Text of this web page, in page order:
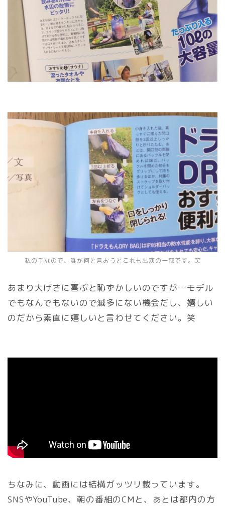
私の手なので、誰が何と言おうとこれも出演の一部です。笑
あまり大げさに喜ぶと恥ずかしいのですが…モデル
でもなんでもないので滅多にない機会だし、嬉しい
のだから素直に嬉しいと言わせてください。笑
ちなみに、動画には結構ガッツリ載っています。
SNSやYouTube、朝の番組のCMと、あとは都内の方